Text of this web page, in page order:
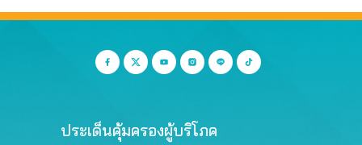
ประเด็นคุ้มครองผู้บริโภค